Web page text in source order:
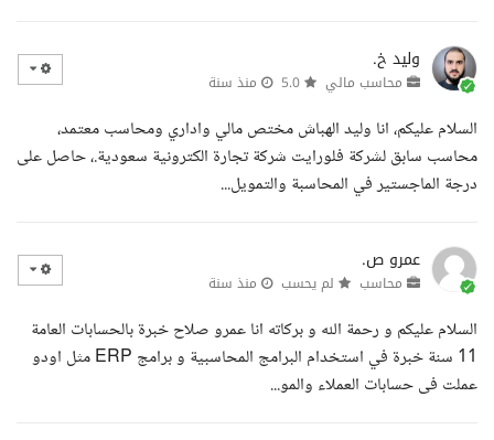
وليد خ.
محاسب مالي منذ سنة
السلام عليكم، انا وليد الهباش مختص مالي واداري ومحاسب معتمد،
محاسب سابق لشركة فلورايت شركة تجارة الكترونية سعودية.، حاصل على
درجة الماجستير في المحاسبة والتمويل...
عمرو ص.
محاسب لم يحسب منذ سنة
السلام عليكم و رحمة الله و بركاته انا عمرو صلاح خبرة بالحسابات العامة
11 سنة خبرة في استخدام البرامج المحاسبية و برامج ERP مثل اودو
عملت فى حسابات العملاء والمو...